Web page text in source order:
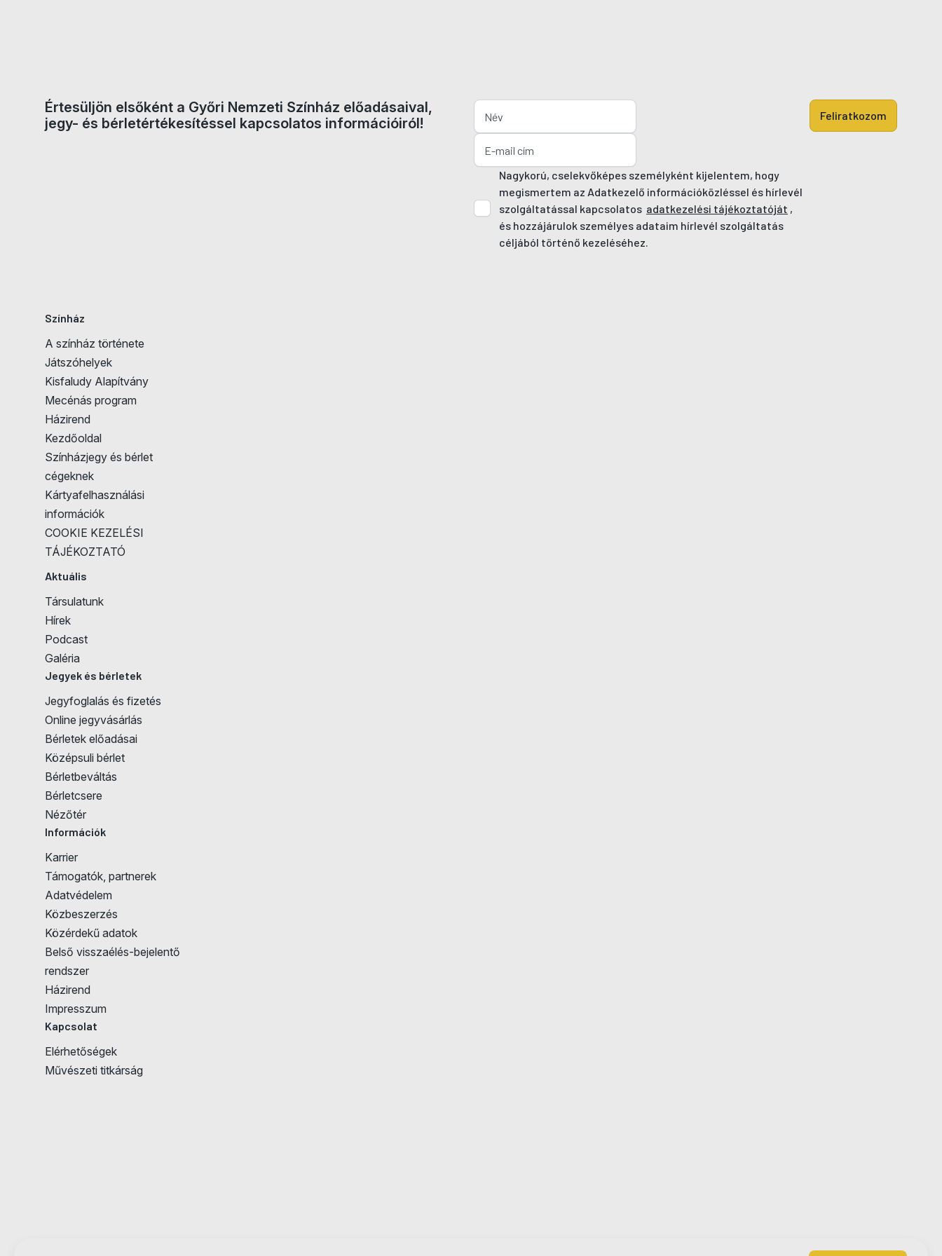
Jegyvásárlás
Értesüljön elsőként a Győri Nemzeti Színház előadásaival,
jegy- és bérletértékesítéssel kapcsolatos információiról!
Nagykorú, cselekvőképes személyként kijelentem, hogy
megismertem az Adatkezelő információközléssel és hírlevél
szolgáltatással kapcsolatos adatkezelési tájékoztatóját ,
és hozzájárulok személyes adataim hírlevél szolgáltatás
céljából történő kezeléséhez.
Feliratkozom
Színház
A színház története
Játszóhelyek
Kisfaludy Alapítvány
Mecénás program
Házirend
Kezdőoldal
Színházjegy és bérlet
cégeknek
Kártyafelhasználási
információk
COOKIE KEZELÉSI
TÁJÉKOZTATÓ
Aktuális
Társulatunk
Hírek
Podcast
Galéria
Jegyek és bérletek
Jegyfoglalás és fizetés
Online jegyvásárlás
Bérletek előadásai
Középsuli bérlet
Bérletbeváltás
Bérletcsere
Nézőtér
Információk
Karrier
Támogatók, partnerek
Adatvédelem
Közbeszerzés
Közérdekű adatok
Belső visszaélés-bejelentő
rendszer
Házirend
Impresszum
Kapcsolat
Elérhetőségek
Művészeti titkárság